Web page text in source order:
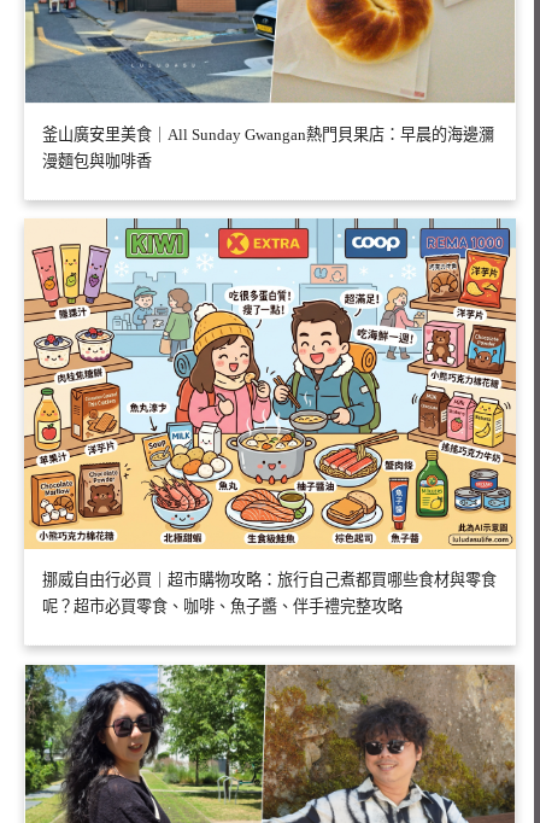
釜山廣安里美食｜All Sunday Gwangan熱門貝果店：早晨的海邊瀰
漫麵包與咖啡香
挪威自由行必買｜超市購物攻略：旅行自己煮都買哪些食材與零食
呢？超市必買零食、咖啡、魚子醬、伴手禮完整攻略